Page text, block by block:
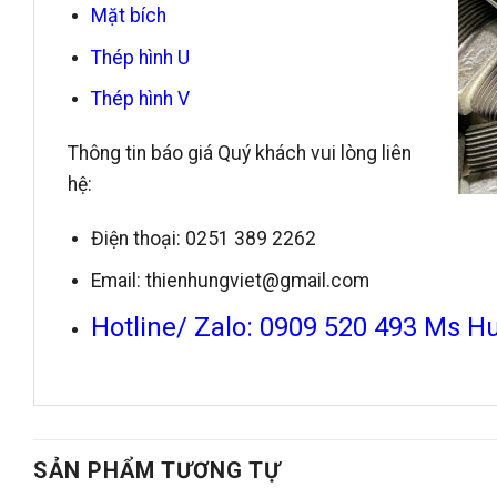
Mặt bích
Thép hình U
Thép hình V
Thông tin báo giá Quý khách vui lòng liên
hệ:
Điện thoại: 0251 389 2262
Email: thienhungviet@gmail.com
Hotline/ Zalo: 0909 520 493 Ms
SẢN PHẨM TƯƠNG TỰ